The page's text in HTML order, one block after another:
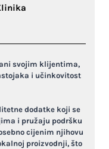
svojim klijentima,
i učinkovitost
dodatke koji se
i pružaju podršku
cijenim njihovu
proizvodnji, što